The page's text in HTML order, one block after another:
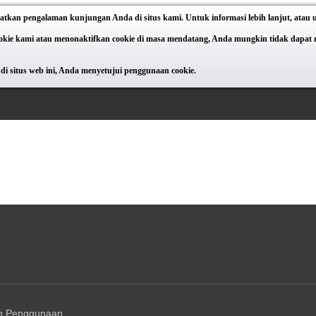
pengalaman kunjungan Anda di situs kami. Untuk informasi lebih lanjut, atau
kami atau menonaktifkan cookie di masa mendatang, Anda mungkin tidak dapat
situs web ini, Anda menyetujui penggunaan cookie.
Penggunaan